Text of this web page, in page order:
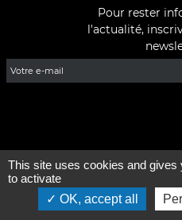
Pour rester
l'actualité,
©2026 - Tous droits
This site uses cookies and
to activate
OK, accept all